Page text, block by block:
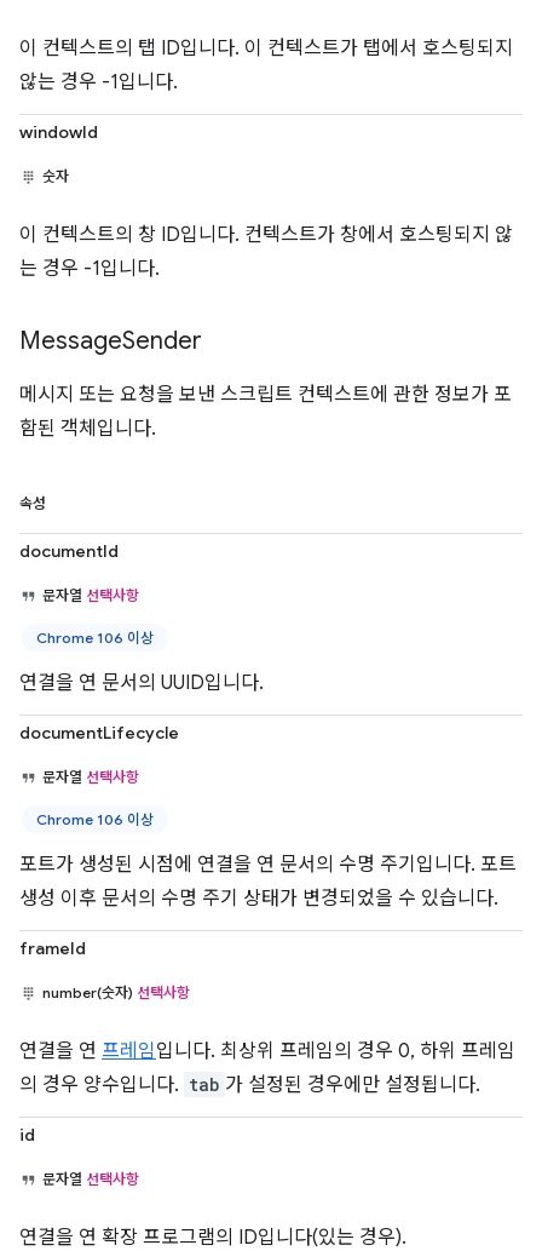
이 컨텍스트의 탭 ID입니다. 이 컨텍스트가 탭에서 호스팅되지
않는 경우 -1입니다.
windowId
숫자
이 컨텍스트의 창 ID입니다. 컨텍스트가 창에서 호스팅되지 않
는 경우 -1입니다.
MessageSender
메시지 또는 요청을 보낸 스크립트 컨텍스트에 관한 정보가 포
함된 객체입니다.
속성
documentId
문자열 선택사항
Chrome 106 이상
연결을 연 문서의 UUID입니다.
documentLifecycle
문자열 선택사항
Chrome 106 이상
포트가 생성된 시점에 연결을 연 문서의 수명 주기입니다. 포트
생성 이후 문서의 수명 주기 상태가 변경되었을 수 있습니다.
frameId
number(숫자) 선택사항
연결을 연 프레임입니다. 최상위 프레임의 경우 0, 하위 프레임
의 경우 양수입니다. tab 가 설정된 경우에만 설정됩니다.
id
문자열 선택사항
연결을 연 확장 프로그램의 ID입니다(있는 경우).